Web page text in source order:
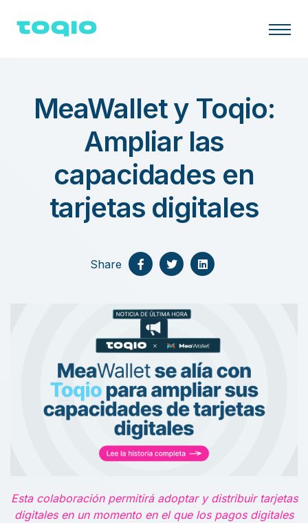
MeaWallet y Toqio:
Ampliar las
capacidades en
tarjetas digitales
Share
Esta colaboración permitirá adoptar y distribuir tarjetas
digitales en un momento en el que los pagos digitales